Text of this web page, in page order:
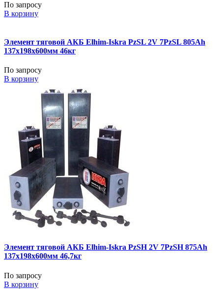
По запросу
В корзину
Элемент тяговой АКБ Elhim-Iskra PzSL 2V 7PzSL 805Ah
137x198x600мм 46кг
По запросу
В корзину
Элемент тяговой АКБ Elhim-Iskra PzSH 2V 7PzSH 875Ah
137x198x600мм 46,7кг
По запросу
В корзину